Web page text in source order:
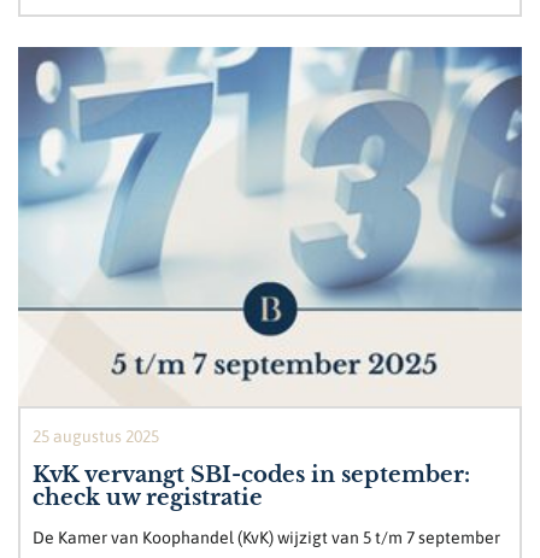
25 augustus 2025
KvK vervangt SBI-codes in september:
check uw registratie
De Kamer van Koophandel (KvK) wijzigt van 5 t/m 7 september